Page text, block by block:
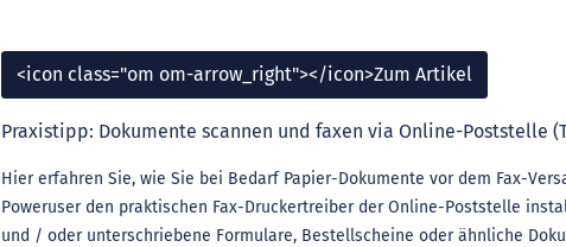
<icon class="om om-arrow_right"></icon>Zum Artikel
Praxistipp: Dokumente scannen und faxen via Online-Poststelle
Hier erfahren Sie, wie Sie bei Bedarf Papier-Dokumente vor dem Fax-
Poweruser den praktischen Fax-Druckertreiber der Online-Poststelle
und / oder unterschriebene Formulare, Bestellscheine oder ähnliche